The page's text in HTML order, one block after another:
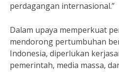
perdagangan internasional.”
Dalam upaya memperkuat
mendorong pertumbuhan
Indonesia, diperlukan
pemerintah, media massa,